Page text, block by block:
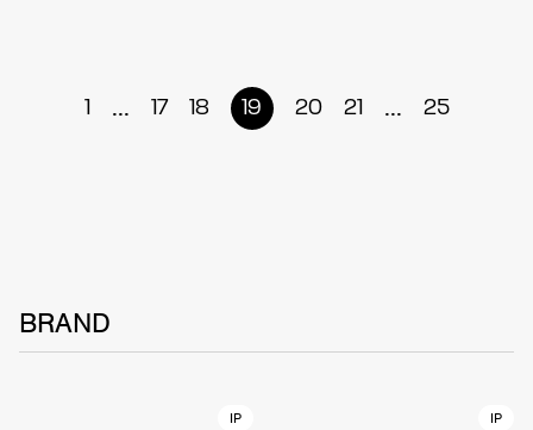
1 ... 17 18 19 20 21 ... 25
BRAND
IP IP